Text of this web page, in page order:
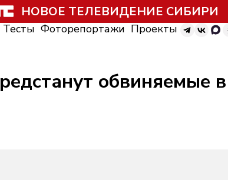
НОВОЕ ТЕЛЕВИДЕНИЕ СИБИРИ
Тесты Фоторепортажи Проекты
обвиняемые